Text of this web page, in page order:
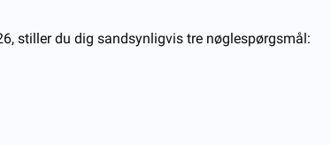
stiller du dig sandsynligvis tre nøglespørgsmål: